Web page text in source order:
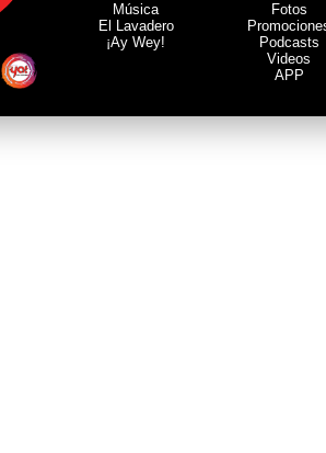
Música
El Lavadero
¡Ay Wey!
Fotos
Podcasts
Videos
APP